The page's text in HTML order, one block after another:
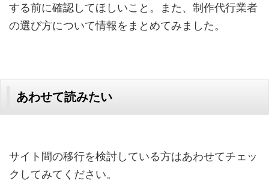
する前に確認してほしいこと。また、制作代行業者
の選び方について情報をまとめてみました。
あわせて読みたい
サイト間の移行を検討している方はあわせてチェッ
クしてみてください。